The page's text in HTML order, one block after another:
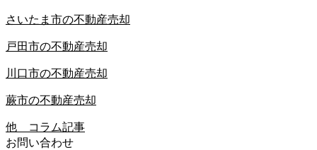
さいたま市の不動産売却
戸田市の不動産売却
川口市の不動産売却
蕨市の不動産売却
他 コラム記事
お問い合わせ